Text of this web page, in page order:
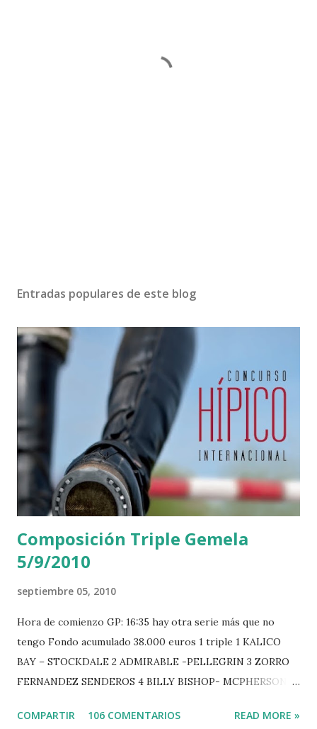
Entradas populares de este blog
Composición Triple Gemela
5/9/2010
septiembre 05, 2010
Hora de comienzo GP: 16:35 hay otra serie más que no
tengo Fondo acumulado 38.000 euros 1 triple 1 KALICO
BAY – STOCKDALE 2 ADMIRABLE -PELLEGRIN 3 ZORRO
FERNANDEZ SENDEROS 4 BILLY BISHOP- MCPHERSON 5
-EPAILLARD 7 GIG AMAI M WHITAKER 8 SILVANA DU
COMPARTIR 106 COMENTARIOS READ MORE »